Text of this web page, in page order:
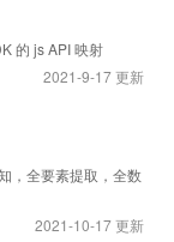
的 js API 映射
2021-9-17 更新
，全要素提取，全数
2021-10-17 更新